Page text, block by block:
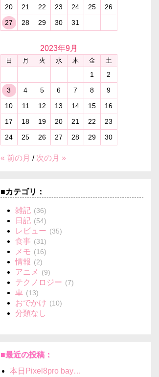
20
21 22 23 24 25
26
27
28 29 30 31
2023年9月
日 月 火 水 木 金 土
1
2
3
4 5 6 7 8
9
10
11 12 13 14 15
16
17
18 19 20 21 22
23
24
25 26 27 28 29 30
« 前の月 / 次の月 »
■カテゴリ：
雑記 (36)
日記 (54)
レビュー (35)
食事 (31)
メモ (16)
情報 (2)
アニメ (9)
テクノロジー (7)
車 (13)
おでかけ (10)
分類なし
■最近の投稿：
本日Pixel8pro bay…